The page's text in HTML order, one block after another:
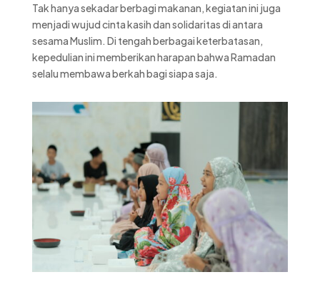
Tak hanya sekadar berbagi makanan, kegiatan ini juga
menjadi wujud cinta kasih dan solidaritas di antara
sesama Muslim. Di tengah berbagai keterbatasan,
kepedulian ini memberikan harapan bahwa Ramadan
selalu membawa berkah bagi siapa saja.